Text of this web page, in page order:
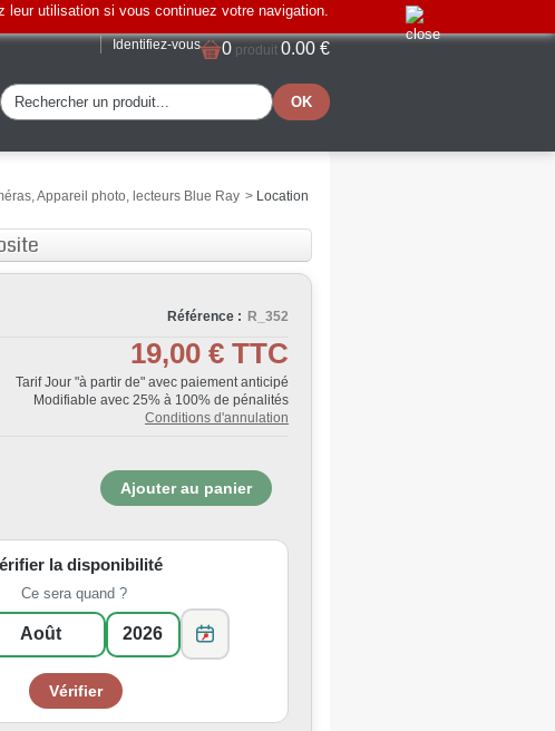
Identifiez-vous 0 produit 0.00 €
leur utilisation si vous continuez votre navigation.
Appareil photo, lecteurs Blue Ray > Location
Référence : R_352
19,00 € TTC
Tarif Jour "à partir de" avec paiement anticipé
Modifiable avec 25% à 100% de pénalités
Conditions d'annulation
la disponibilité
Ce sera quand ?